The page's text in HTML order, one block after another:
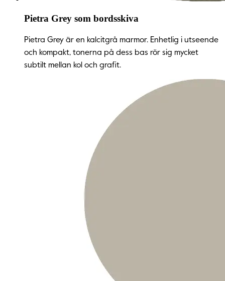
Pietra Grey som bordsskiva
Pietra Grey är en kalcitgrå marmor. Enhetlig i utseende
och kompakt, tonerna på dess bas rör sig mycket
subtilt mellan kol och grafit.